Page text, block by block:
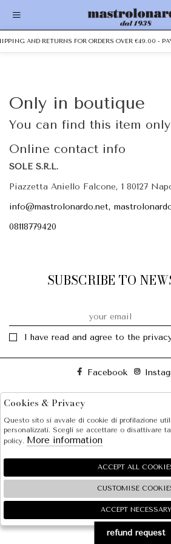
AND RETURNS FOR ORDERS OVER €49.00 -
Only in boutique
You can find this item
Online contact info
SOLE S.R.L.
Piazzetta Aniello Falcone, 1 80127
info@mastrolonardo.net,
08118779420
SUBSCRIBE TO
I have read and agree to the
Facebook
SHOPPING
EXTRA
🍪
refund request
Cookies & Privacy
Questo sito si avvale di cookie di profilazione
personalizzati. Scegli se accettare o disattivare
policy. More information
ACCEPT ALL
CUSTOMISE
ACCEPT NECESSARY